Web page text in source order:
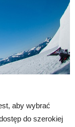
aby wybrać
do szerokiej